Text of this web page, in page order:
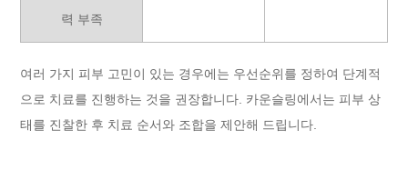
력 부족
여러 가지 피부 고민이 있는 경우에는 우선순위를 정하여 단계적
으로 치료를 진행하는 것을 권장합니다. 카운슬링에서는 피부 상
태를 진찰한 후 치료 순서와 조합을 제안해 드립니다.